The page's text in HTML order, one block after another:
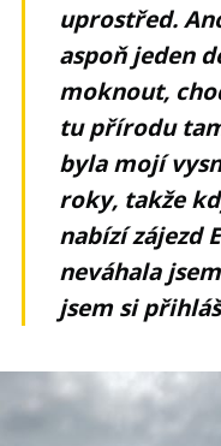
uprostřed.
aspoň jeden
moknout,
tu přírodu
byla mojí
roky, takže
nabízí zájezd
neváhala
jsem si